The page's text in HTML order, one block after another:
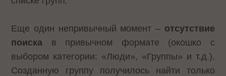
Еще один непривычный момент – отсутствие
поиска в привычном формате (окошко с
выбором категории: «Люди», «Группы» и т.д.).
Созданную группу получилось найти только